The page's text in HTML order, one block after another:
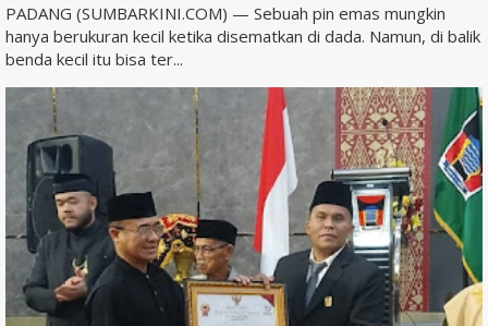
PADANG (SUMBARKINI.COM) — Sebuah pin emas mungkin
hanya berukuran kecil ketika disematkan di dada. Namun, di balik
benda kecil itu bisa ter...